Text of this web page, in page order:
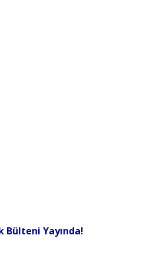
Bülteni Yayında!